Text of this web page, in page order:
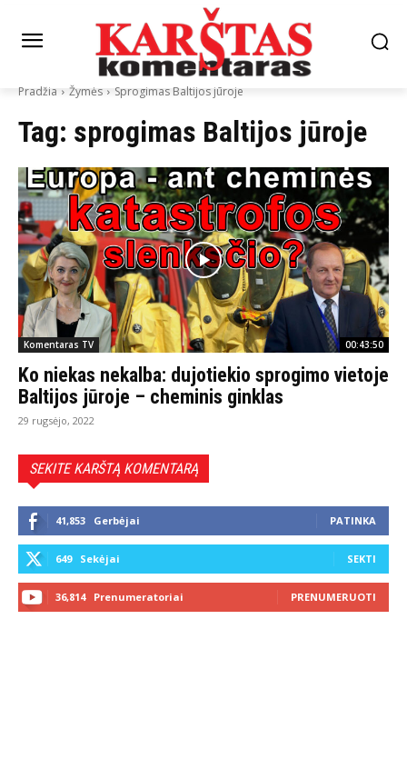
Pradžia Žymės Sprogimas Baltijos jūroje
Tag: sprogimas Baltijos jūroje
Komentaras TV 00:43:50
Ko niekas nekalba: dujotiekio sprogimo vietoje
Baltijos jūroje – cheminis ginklas
29 rugsėjo, 2022
SEKITE KARŠTĄ KOMENTARĄ
41,853 Gerbėjai PATINKA
649 Sekėjai SEKTI
36,814 Prenumeratoriai PRENUMERUOTI